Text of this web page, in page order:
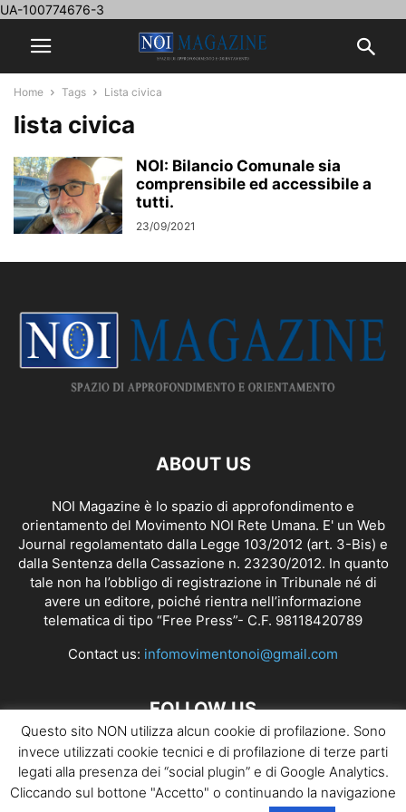
UA-100774676-3
Home Tags Lista civica
lista civica
NOI: Bilancio Comunale sia
comprensibile ed accessibile a
tutti.
23/09/2021
ABOUT US
NOI Magazine è lo spazio di approfondimento e
orientamento del Movimento NOI Rete Umana. E' un Web
Journal regolamentato dalla Legge 103/2012 (art. 3-Bis) e
dalla Sentenza della Cassazione n. 23230/2012. In quanto
tale non ha l’obbligo di registrazione in Tribunale né di
avere un editore, poiché rientra nell’informazione
telematica di tipo “Free Press”- C.F. 98118420789
Contact us: infomovimentonoi@gmail.com
FOLLOW US
Questo sito NON utilizza alcun cookie di profilazione. Sono
invece utilizzati cookie tecnici e di profilazione di terze parti
legati alla presenza dei “social plugin” e di Google Analytics.
Cliccando sul bottone "Accetto" o continuando la navigazione